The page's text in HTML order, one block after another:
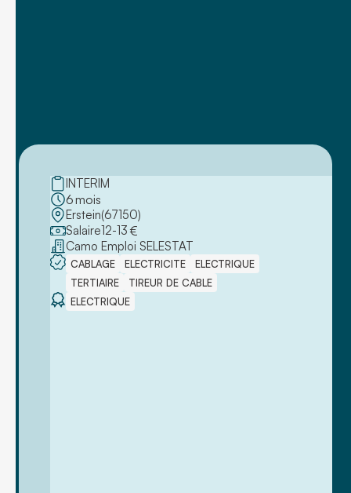
INTERIM
6mois
Erstein(67150)
Salaire12-13 €
Camo Emploi SELESTAT
CABLAGE ELECTRICITE
ELECTRIQUE
TERTIAIRE
TIREUR DE CABLE
ELECTRIQUE